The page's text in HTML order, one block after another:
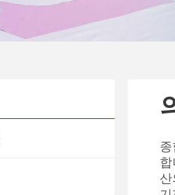
AI
AI